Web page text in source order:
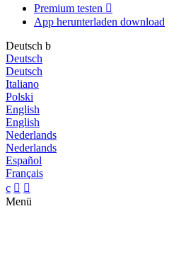
Premium testen 
App herunterladen download
Deutsch b
Deutsch
Deutsch
Italiano
Polski
English
English
Nederlands
Nederlands
Español
Français
c  
Menü